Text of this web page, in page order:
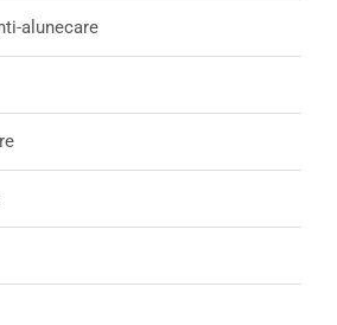
alunecare